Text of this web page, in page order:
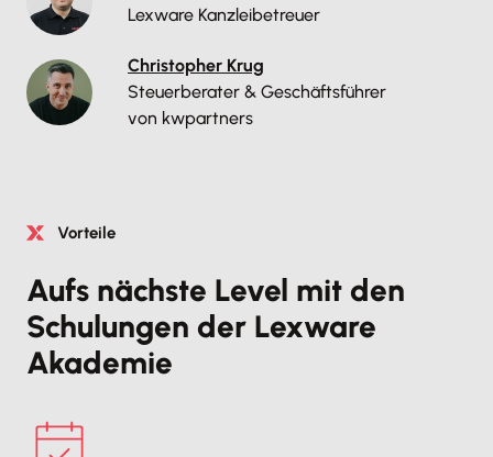
Lexware Kanzleibetreuer
Christopher Krug
Steuerberater & Geschäftsführer
von kwpartners
Vorteile
Aufs nächste Level mit den
Schulungen der Lexware
Akademie